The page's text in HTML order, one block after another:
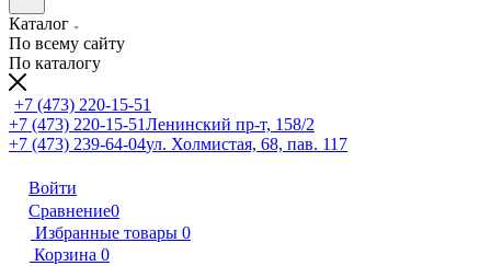
Каталог
По всему сайту
По каталогу
+7 (473) 220-15-51
+7 (473) 220-15-51Ленинский пр-т, 158/2
+7 (473) 239-64-04ул. Холмистая, 68, пав. 117
Войти
Сравнение0
Избранные товары 0
Корзина 0